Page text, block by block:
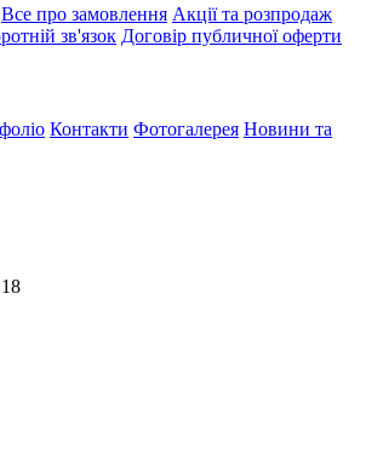
Все про замовлення Акції та розпродаж
зв'язок Договір публичної оферти
Контакти Фотогалерея Новини та